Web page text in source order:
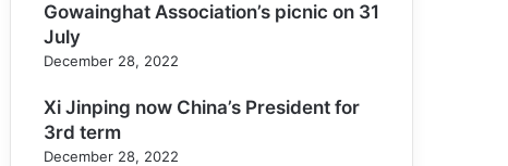
Gowainghat Association’s picnic on 31
July
December 28, 2022
Xi Jinping now China’s President for
3rd term
December 28, 2022